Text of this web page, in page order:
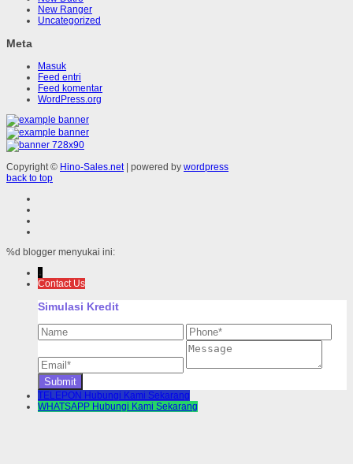
New Ranger
Uncategorized
Meta
Masuk
Feed entri
Feed komentar
WordPress.org
Copyright © Hino-Sales.net| powered by wordpress
back to top
%d blogger menyukai ini:
↓
Contact Us
Simulasi Kredit
TELEPON Hubungi Kami Sekarang
WHATSAPP Hubungi Kami Sekarang